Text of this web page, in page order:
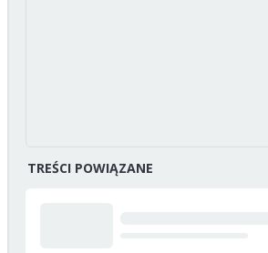
TREŚCI POWIĄZANE